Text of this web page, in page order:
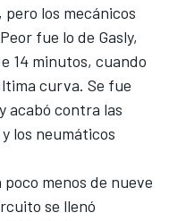
los mecánicos
fue lo de Gasly,
14 minutos, cuando
curva. Se fue
acabó contra las
los neumáticos
menos de nueve
se llenó